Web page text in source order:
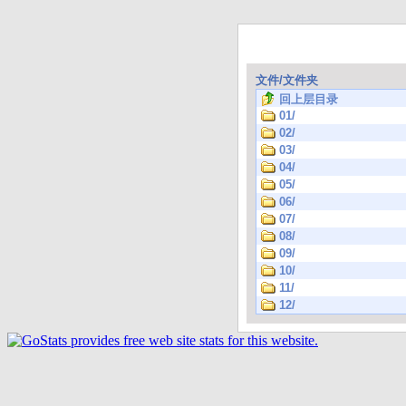
文件/文件夹
回上层目录
01/
02/
03/
04/
05/
06/
07/
08/
09/
10/
11/
12/